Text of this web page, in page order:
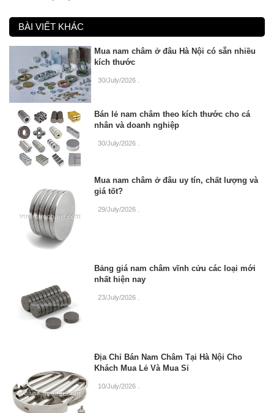
BÀI VIẾT KHÁC
Mua nam châm ở đâu Hà Nội có sẵn nhiều
kích thước
30/July/2026
Bán lẻ nam châm theo kích thước cho cá
nhân và doanh nghiệp
30/July/2026 .
Mua nam châm ở đâu uy tín, chất lượng và
giá tốt?
29/July/2026
Bảng giá nam châm vĩnh cửu các loại mới
nhất hiện nay
23/July/2026
Địa Chỉ Bán Nam Châm Tại Hà Nội Cho
Khách Mua Lẻ Và Mua Sỉ
10/July/2026